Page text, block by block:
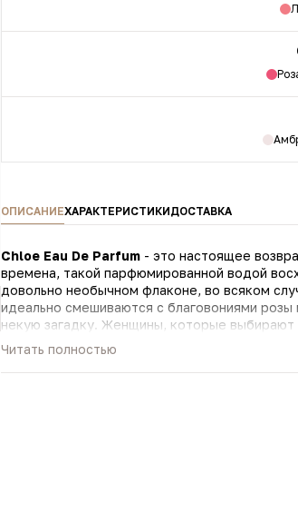
ОПИСАНИЕХАРАКТЕРИСТИКИДОСТАВКА
Chloe Eau De Parfum - это настоящее
времена, такой парфюмированной водой
довольно необычном флаконе, во всяком случае, этого не
идеально смешиваются с благовониями
некую загадку. Женщины, которые выбирают
сексуальностью, особенной
Читать полностью